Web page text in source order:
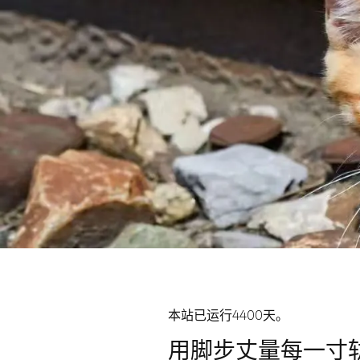
本站已运行4400天。
用脚步丈量每一寸